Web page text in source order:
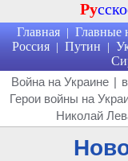
Ру
Главная | Главные
Россия | Путин |
Война на Украине |
Герои войны на
Николай